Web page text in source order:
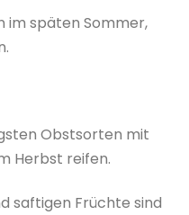
im späten Sommer,
Obstsorten mit
Herbst reifen.
saftigen Früchte sind